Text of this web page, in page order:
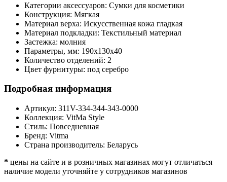
Категории аксессуаров: Сумки для косметики
Конструкция: Мягкая
Материал верха: Искусственная кожа гладкая
Материал подкладки: Текстильный материал
Застежка: молния
Параметры, мм: 190х130х40
Количество отделений: 2
Цвет фурнитуры: под серебро
Подробная информация
Артикул: 311V-334-344-343-0000
Коллекция: VitMa Style
Стиль: Повседневная
Бренд: Vitma
Страна производитель: Беларусь
* цены на сайте и в розничных магазинах могут отличаться
наличие модели уточняйте у сотрудников магазинов